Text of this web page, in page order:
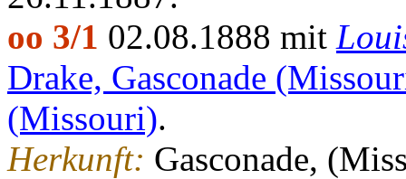
oo 3/1 02.08.1888 mit
Drake, Gasconade
(Missouri).
Herkunft: Gasconade,